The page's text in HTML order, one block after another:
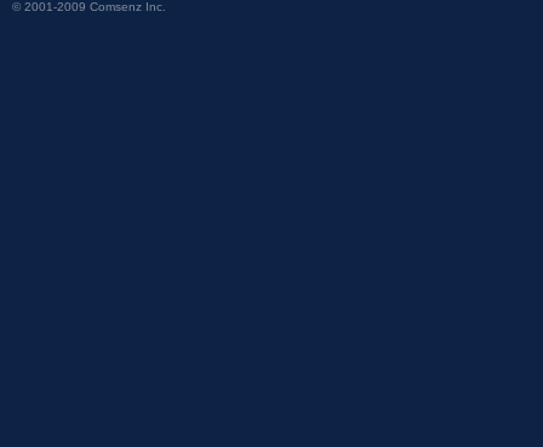
© 2001-2009 Comsenz Inc.